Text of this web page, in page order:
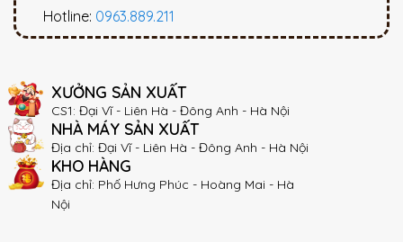
Hotline: 0963.889.211
XƯỞNG SẢN XUẤT
CS1: Đại Vĩ - Liên Hà - Đông Anh - Hà Nội
NHÀ MÁY SẢN XUẤT
Địa chỉ: Đại Vĩ - Liên Hà - Đông Anh - Hà Nội
KHO HÀNG
Địa chỉ: Phố Hưng Phúc - Hoàng Mai - Hà
Nội